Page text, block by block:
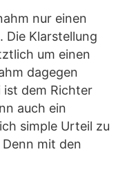
nur einen
Die Klarstellung
um einen
dagegen
ist dem Richter
auch ein
simple Urteil zu
mit den